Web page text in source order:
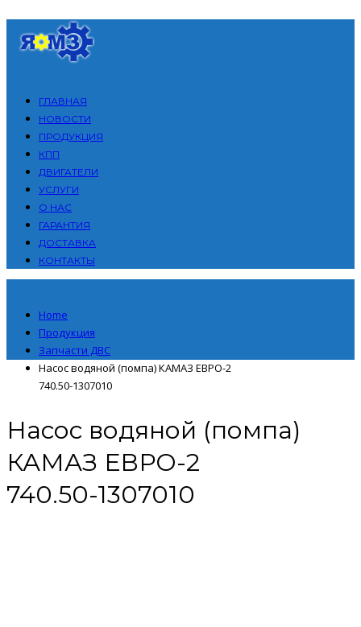
ГЛАВНАЯ
НОВОСТИ
ПРОДУКЦИЯ
КПП
ДВИГАТЕЛИ
УСЛУГИ
О НАС
ГАРАНТИЯ
ДОСТАВКА
КОНТАКТЫ
Home
Продукция
Запчасти ДВС
Насос водяной (помпа) КАМАЗ ЕВРО-2
740.50-1307010
Насос водяной (помпа)
КАМАЗ ЕВРО-2
740.50-1307010